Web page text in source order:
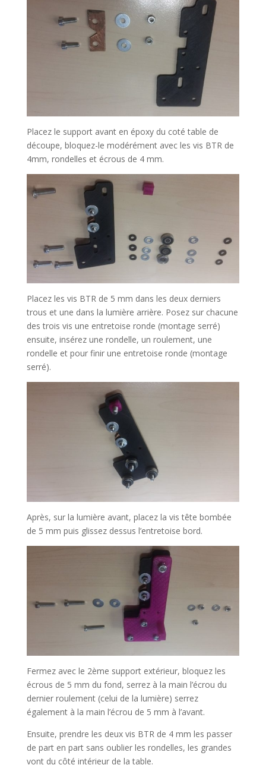
Placez le support avant en époxy du coté table de
découpe, bloquez-le modérément avec les vis BTR de
4mm, rondelles et écrous de 4 mm.
Placez les vis BTR de 5 mm dans les deux derniers
trous et une dans la lumière arrière. Posez sur chacune
des trois vis une entretoise ronde (montage serré)
ensuite, insérez une rondelle, un roulement, une
rondelle et pour finir une entretoise ronde (montage
serré).
Après, sur la lumière avant, placez la vis tête bombée
de 5 mm puis glissez dessus l’entretoise bord.
Fermez avec le 2ème support extérieur, bloquez les
écrous de 5 mm du fond, serrez à la main l’écrou du
dernier roulement (celui de la lumière) serrez
également à la main l’écrou de 5 mm à l’avant.
Ensuite, prendre les deux vis BTR de 4 mm les passer
de part en part sans oublier les rondelles, les grandes
vont du côté intérieur de la table.